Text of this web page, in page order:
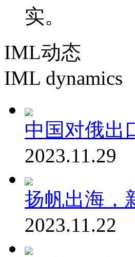
实。
IML动态
IML dynamics
中国对俄出
2023.11.29
扬帆出海，
2023.11.22